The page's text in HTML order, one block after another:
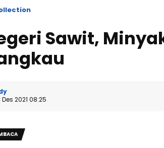
Sawit,
Des 2021 08:25